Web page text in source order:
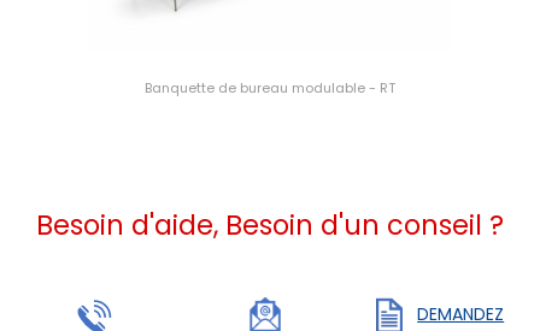
Banquette de bureau modulable - RT
Besoin d'aide, Besoin d'un conseil ?
DEMANDEZ